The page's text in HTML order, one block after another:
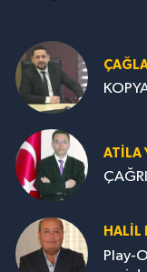
ATILA
HALIL
Play-